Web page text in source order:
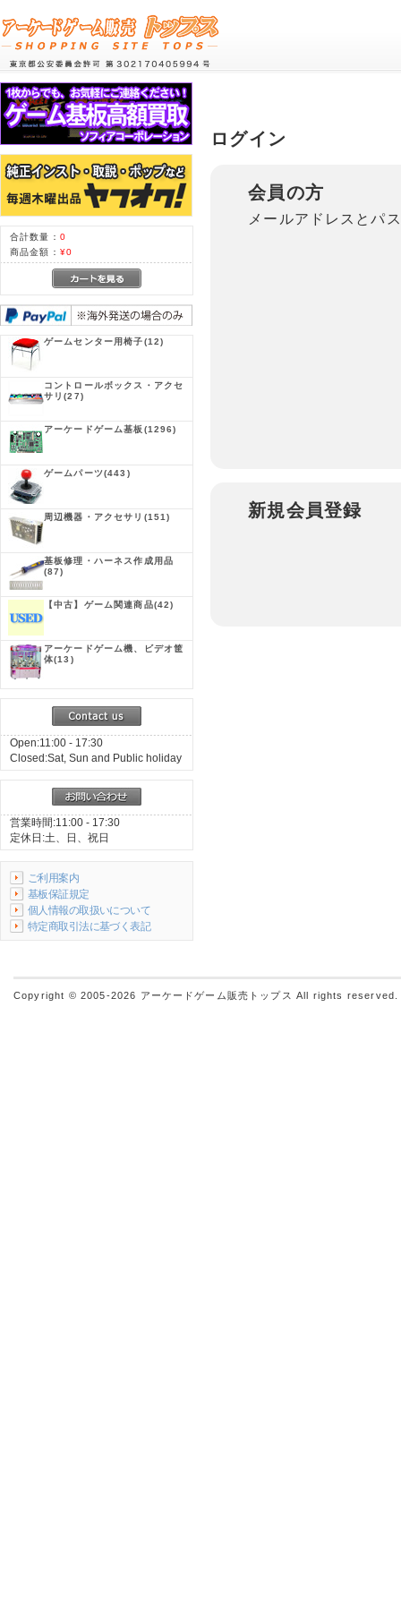
合計数量： 0
商品金額： ¥0
ゲームセンター用椅子(12)
コントロールボックス・アクセ
サリ(27)
アーケードゲーム基板 (1296)
ゲームパーツ(443)
周辺機器・アクセサリ (151)
基板修理・ハーネス作成用品
(87)
【中古】ゲーム関連商品(42)
アーケードゲーム機、ビデオ筐
体(13)
Open:11:00 - 17:30
Closed:Sat, Sun and Public holiday
営業時間:11:00 - 17:30
定休日:土、日、祝日
ご利用案内
基板保証規定
個人情報の取扱いについて
特定商取引法に基づく表記
ログイン
会員の方
メールアドレスとパ
新規会員登録
Copyright © 2005-2026 アーケードゲーム販売トップス All rights reserved.